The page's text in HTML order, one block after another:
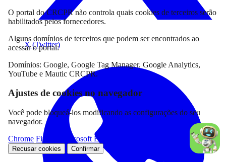
X (Twitter)
O portal do CRCPR não controla quais cookies de terceiros serão
habilitados pelos fornecedores.
Alguns domínios de terceiros que podem ser encontrados ao
acessar o portal:
Domínios: Google, Google Tag Manager, Google Analytics,
YouTube e Mautic CRCPR.
Ajustes de cookies no navegador
Você pode bloqueá-los modificando as configurações do seu
navegador.
Chrome Firefox Microsoft Edge
Recusar cookies Confirmar